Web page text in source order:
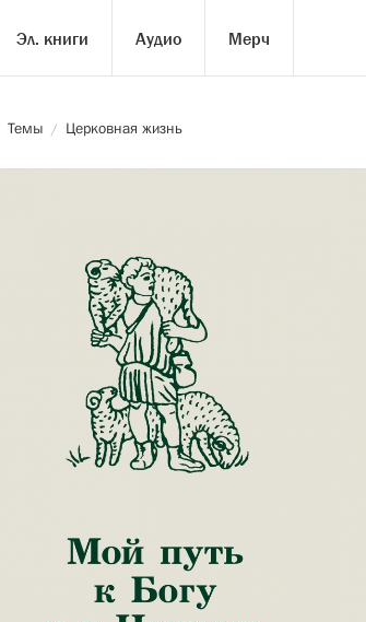
Эл. книги Аудио Мерч
Темы / Церковная жизнь